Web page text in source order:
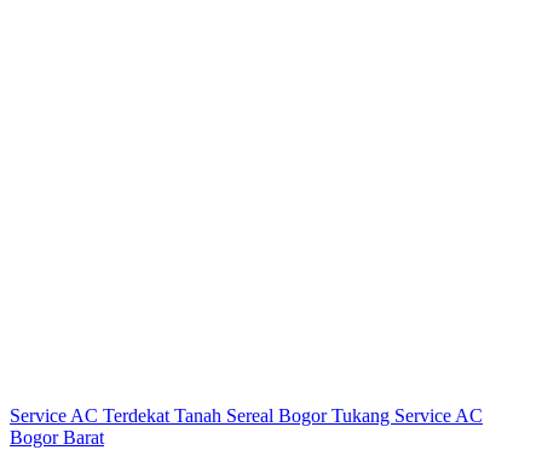
Service AC Terdekat Tanah Sereal BogorTukang Service AC
Bogor Barat